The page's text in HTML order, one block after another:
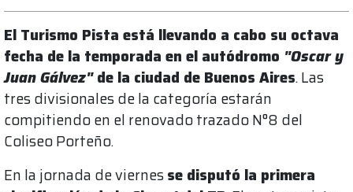
El Turismo Pista está llevando a cabo su octava
fecha de la temporada en el autódromo "Oscar y
Juan Gálvez"de la ciudad de Buenos Aires. Las
tres divisionales de la categoría estarán
compitiendo en el renovado trazado N°8 del
Coliseo Porteño.
En la jornada de viernesse disputó la primera